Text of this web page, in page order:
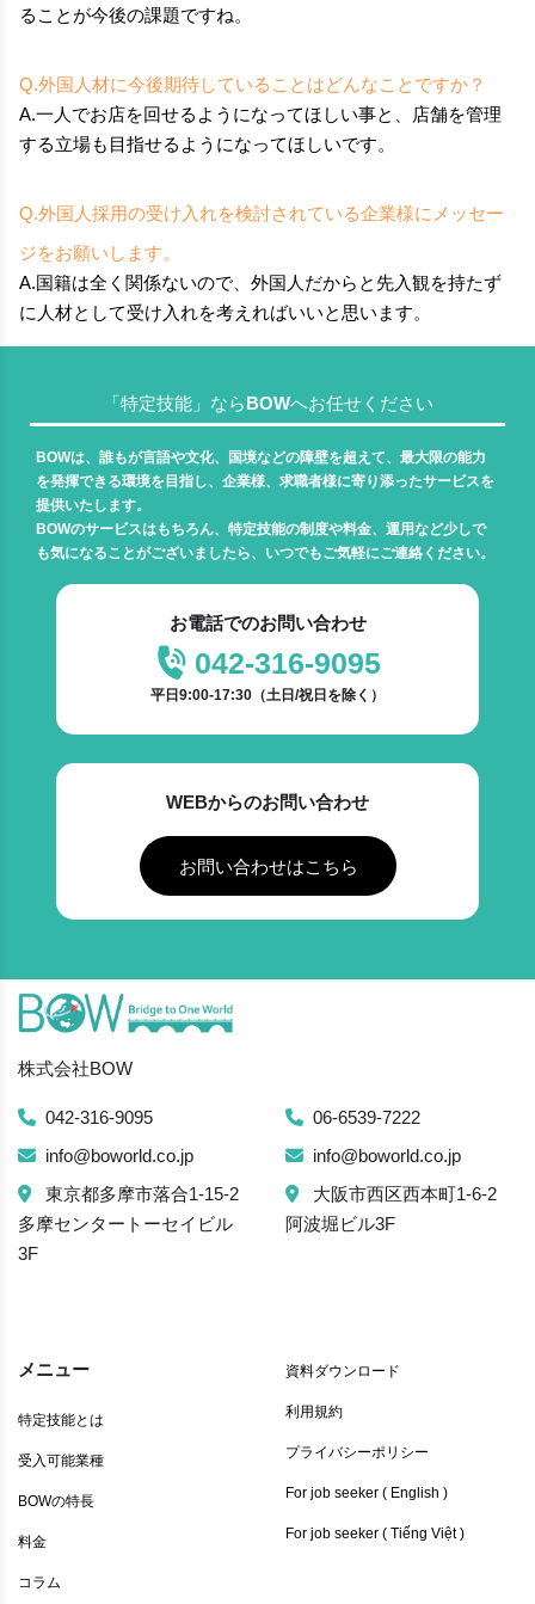
ることが今後の課題ですね。
Q.外国人材に今後期待していることはどんなことですか？
A.一人でお店を回せるようになってほしい事と、店舗を管理
する立場も目指せるようになってほしいです。
Q.外国人採用の受け入れを検討されている企業様にメッセー
ジをお願いします。
A.国籍は全く関係ないので、外国人だからと先入観を持たず
に人材として受け入れを考えればいいと思います。
「特定技能」ならBOWへお任せください
BOWは、誰もが言語や文化、国境などの障壁を超えて、最大限の能力
を発揮できる環境を目指し、企業様、求職者様に寄り添ったサービスを
提供いたします。
BOWのサービスはもちろん、特定技能の制度や料金、運用など少しで
も気になることがございましたら、いつでもご気軽にご連絡ください。
お電話でのお問い合わせ
042-316-9095
平日9:00-17:30（土日/祝日を除く）
WEBからのお問い合わせ
お問い合わせはこちら
株式会社BOW
042-316-9095
info@boworld.co.jp
東京都多摩市落合1-15-2
多摩センタートーセイビル
3F
06-6539-7222
info@boworld.co.jp
大阪市西区西本町1-6-2
阿波堀ビル3F
メニュー
特定技能とは
受入可能業種
BOWの特長
料金
コラム
資料ダウンロード
利用規約
プライバシーポリシー
For job seeker ( English )
For job seeker ( Tiếng Việt )